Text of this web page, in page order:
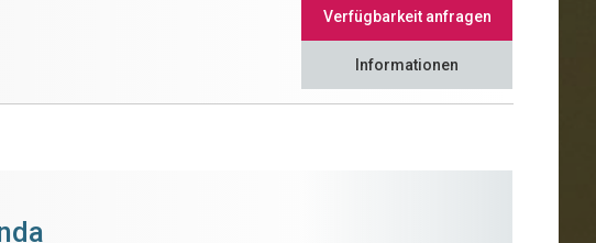
Verfügbarkeit anfragen
Informationen